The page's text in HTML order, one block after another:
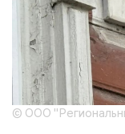
© ООО